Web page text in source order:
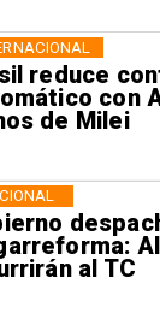
reduce
con
de Milei
al TC